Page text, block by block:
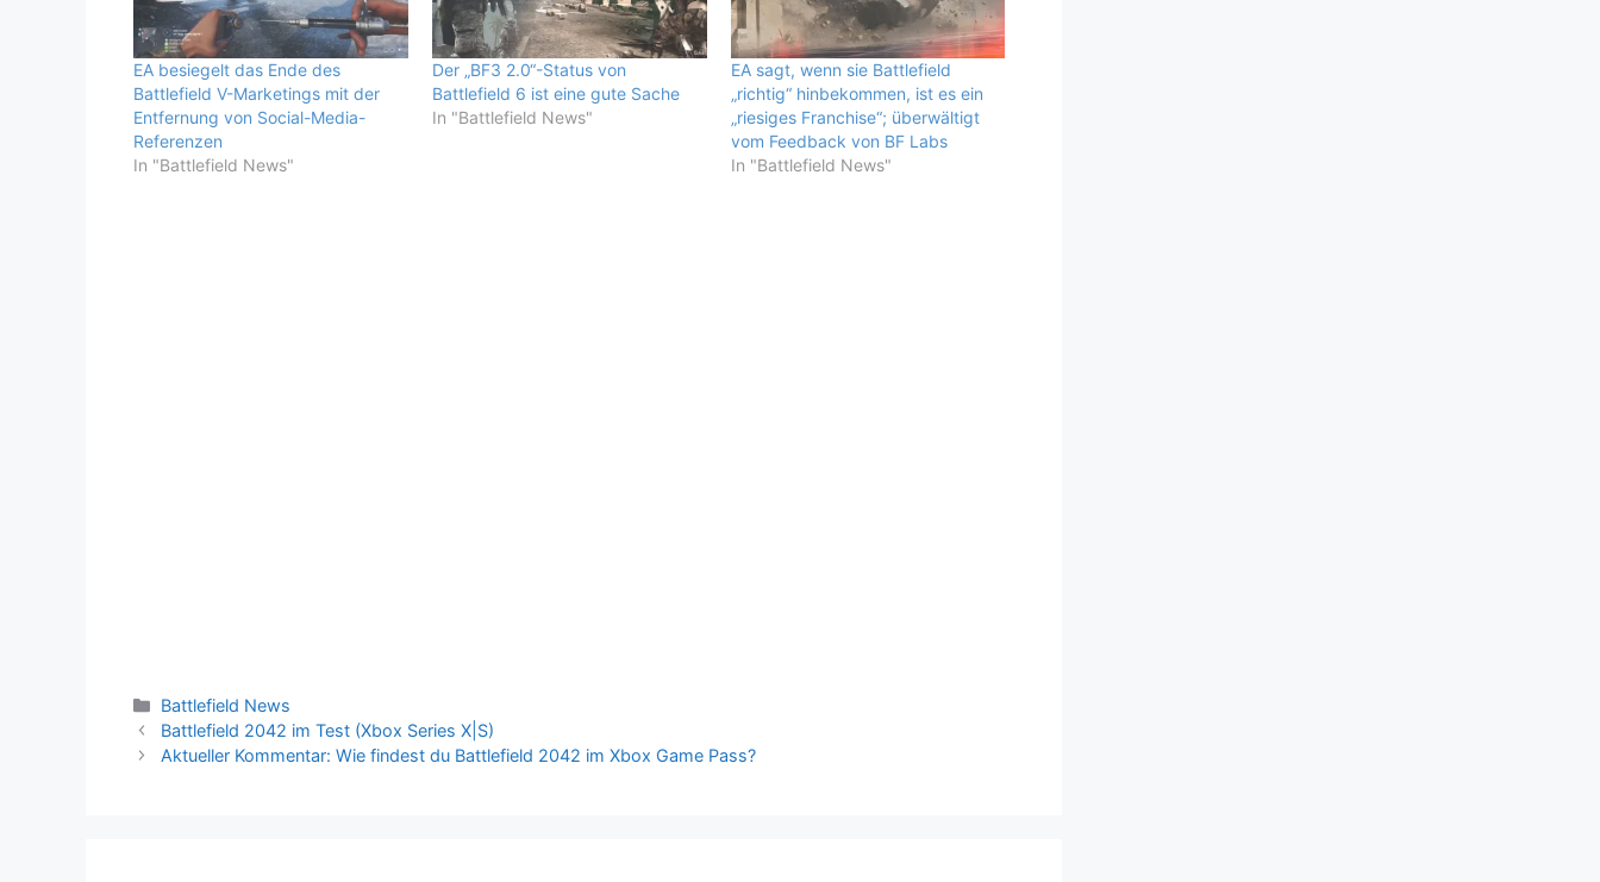
EA besiegelt das Ende des
Battlefield V-Marketings mit der
Entfernung von Social-Media-
Referenzen
In "Battlefield News"
Der „BF3 2.0“-Status von
Battlefield 6 ist eine gute Sache
In "Battlefield News"
EA sagt, wenn sie Battlefield
„richtig“ hinbekommen, ist es ein
„riesiges Franchise“; überwältigt
vom Feedback von BF Labs
In "Battlefield News"
Kategorien
Battlefield News
Battlefield 2042 im Test (Xbox Series X|S)
Aktueller Kommentar: Wie findest du Battlefield 2042 im Xbox Game Pass?